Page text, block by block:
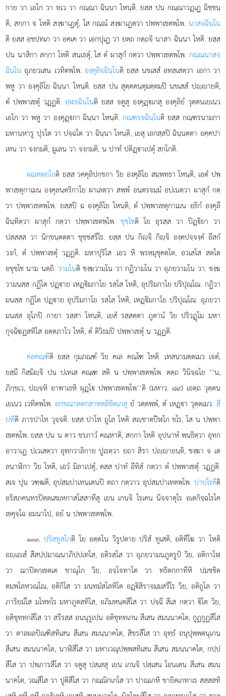
กาย วา เอโก วา ทฺเว วา กณฺณา ฉินฺนา โหนฺติ. ยสฺส ปน กณฺณาวฏฺเฏ ฉิชฺชนฺ
ติ, สกฺกา จ โหติ สงฺฆาเฏตุํ, โส กณฺณํ สงฺฆาเฏตฺวา ปพฺพาเชตพฺโพ. นาสจฺฉินฺโน
ติ ยสฺส อชปทเก วา อคฺเค วา เอกปุเฏ วา ยตฺถ กตฺถจิ นาสา ฉินฺนา โหติ. ยสฺส
ปน นาสิกา สกฺกา โหติ สนฺเธตุํ, โส ตํ ผาสุกํ กตฺวา ปพฺพาเชตพฺโพ. กณฺณนาสจฺ
ฉินฺโน อุภยวเสน เวทิตพฺโพ. องฺคุลิจฺฉินฺโนติ ยสฺส นขเสสํ อทสฺเสตฺวา เอกา วา
พหู วา องฺคุลิโย ฉินฺนา โหนฺติ. ยสฺส ปน สุตฺตตนฺตุมตฺตมฺปิ นขเสสํ ปฺายติ,
ตํ ปพฺพาเชตุํ วฏฺฏติ.อฬจฺฉินฺโนติ ยสฺส จตูสุ องฺคุฏฺเกสุ องฺคุลิยํ วุตฺตนเยเนว
เอโก วา พหู วา องฺคุฏฺกา ฉินฺนา โหนฺติ. กณฺฑรจฺฉินฺโนติ ยสฺส กณฺฑรนามกา
มหานฺหารู ปุรโต วา ปจฺฉโต วา ฉินฺนา โหนฺติ, เยสุ เอกสฺสปิ ฉินฺนตฺตา อคฺคปา
เทน วา จงฺกมติ, มูเลน วา จงฺกมติ, น ปาทํ ปติฏฺาเปตุํ สกฺโกติ.
ผณหตฺถโกติ ยสฺส วคฺคุลิปกฺขกา วิย องฺคุลิโย สมฺพทฺธา โหนฺติ, เอตํ ปพฺ
พาเชตุกาเมน องฺคุลนฺตริกาโย ผาเลตฺวา สพฺพํ อนฺตรจมฺมํ อปเนตฺวา ผาสุกํ กตฺ
วา ปพฺพาเชตพฺโพ. ยสฺสปิ ฉ องฺคุลิโย โหนฺติ, ตํ ปพฺพาเชตุกาเมน อธิกํ องฺคุลึ
ฉินฺทิตฺวา ผาสุกํ กตฺวา ปพฺพาเชตพฺโพ.ขุชฺโชติ โย อุรสฺส วา ปิฏฺิยา วา
ปสฺสสฺส วา นิกฺขนฺตตฺตา ขุชฺชสรีโร. ยสฺส ปน กิฺจิ กิฺจิ องฺคปจฺจงฺคํ อีสกํ
วงฺกํ, ตํ ปพฺพาเชตุํ วฏฺฏติ. มหาปุริโส เอว หิ พฺรหฺมุชุคตฺโต, อวเสโส สตฺโต
อขุชฺโช นาม นตฺถิ. วามโนติ ชงฺฆวามโน วา กฏิวามโน วา อุภยวามโน วา. ชงฺฆ
วามนสฺส กฏิโต ปฏฺาย เหฏฺิมกาโย รสฺโส โหติ, อุปริมกาโย ปริปุณฺโณ. กฏิวา
มนสฺส กฏิโต ปฏฺาย อุปริมกาโย รสฺโส โหติ, เหฏฺิมกาโย ปริปุณฺโณ. อุภยวา
มนสฺส อุโภปิ กายา รสฺสา โหนฺติ, เยสํ รสฺสตฺตา ภูตานํ วิย ปริวฏุโม มหา
กุจฺฉิฆฏสทิโส อตฺตภาโว โหติ, ตํ ติวิธมฺปิ ปพฺพาเชตุํ น วฏฺฏติ.
คลคณฺฑีติ ยสฺส กุมฺภณฺฑํ วิย คเล คณฺโฑ โหติ. เทสนามตฺตเมว เจตํ,
ยสฺมึ กิสฺมิฺจิ ปน ปเทเส คณฺเฑ สติ น ปพฺพาเชตพฺโพ. ตตฺถ วินิจฺฉโย ‘‘น,
ภิกฺขเว, ปฺจหิ อาพาเธหิ ผุฏฺโ ปพฺพาเชตพฺโพ’’ติ (มหาว. ๘๙) เอตฺถ วุตฺตน
เยเนว เวทิตพฺโพ.ลกฺขณาหตกสาหตลิขิตเกสุ ยํ วตฺตพฺพํ, ตํ เหฏฺา วุตฺตเมว. สี
ปทีติ ภารปาโท วุจฺจติ. ยสฺส ปาโท ถูโล โหติ สฺชาตปีฬโก ขโร, โส น ปพฺพา
เชตพฺโพ. ยสฺส ปน น ตาว ขรภาวํ คณฺหาติ, สกฺกา โหติ อุปนาหํ พนฺธิตฺวา อุทก
อาวาเฏ ปเวเสตฺวา อุทกวาลิกาย ปูเรตฺวา ยถา สิรา ปฺายนฺติ, ชงฺฆา จ เต
ลนาฬิกา วิย โหติ, เอวํ มิลาเปตุํ, ตสฺส ปาทํ อีทิสํ กตฺวา ตํ ปพฺพาเชตุํ วฏฺฏติ.
สเจ ปุน วฑฺฒติ, อุปสมฺปาเทนฺเตนปิ ตถา กตฺวาว อุปสมฺปาเทตพฺโพ. ปาปโรคีติ
อริสภคนฺทรปิตฺตเสมฺหกาสโสสาทีสุ เยน เกนจิ โรเคน นิจฺจาตุโร อเตกิจฺฉโรโค
เชคุจฺโฉ อมนาโป, อยํ น ปพฺพาเชตพฺโพ.
๑๓๓.ปริสทูสโกติ โย อตฺตโน วิรูปตาย ปริสํ ทูเสติ, อติทีโฆ วา โหติ
อฺเสํ สีสปฺปมาณนาภิปฺปเทโส, อติรสฺโส วา อุภยวามนภูตรูปํ วิย, อติกาโฬ
วา ฌาปิตกฺเขตฺเต ขาณุโกวิย, อจฺโจทาโต วา ทธิตกฺกาทีหิ ปมชฺชิต
ตมฺพโลหวณฺโณ, อติกิโส วา มนฺทมํสโลหิโต อฏฺิสิราจมฺมสรีโร วิย, อติถูโล วา
ภาริยมํโส มโหทโร มหาภูตสทิโส, อภิมหนฺตสีโส วา ปจฺฉึ สีเส กตฺวา ิโต วิย,
อติขุทฺทกสีโส วา สรีรสฺส อนนุรูเปน อติขุทฺทเกน สีเสน สมนฺนาคโต, กูฏกูฏสีโส
วา ตาลผลปิณฺฑิสทิเสน สีเสน สมนฺนาคโต, สิขรสีโส วา อุทฺธํ อนุปุพฺพตนุเกน
สีเสน สมนฺนาคโต, นาฬิสีโส วา มหาเวณุปพฺพสทิเสน สีเสน สมนฺนาคโต, กปฺป
สีโส วา ปพฺภารสีโส วา จตูสุ ปสฺเสสุ เยน เกนจิ ปสฺเสน โอนเตน สีเสน สมนฺ
นาคโต, วณสีโส วา ปูติสีโส วา กณฺณิกเกโส วา ปาณเกหิ ขายิตเกทาเร สสฺสสทิ